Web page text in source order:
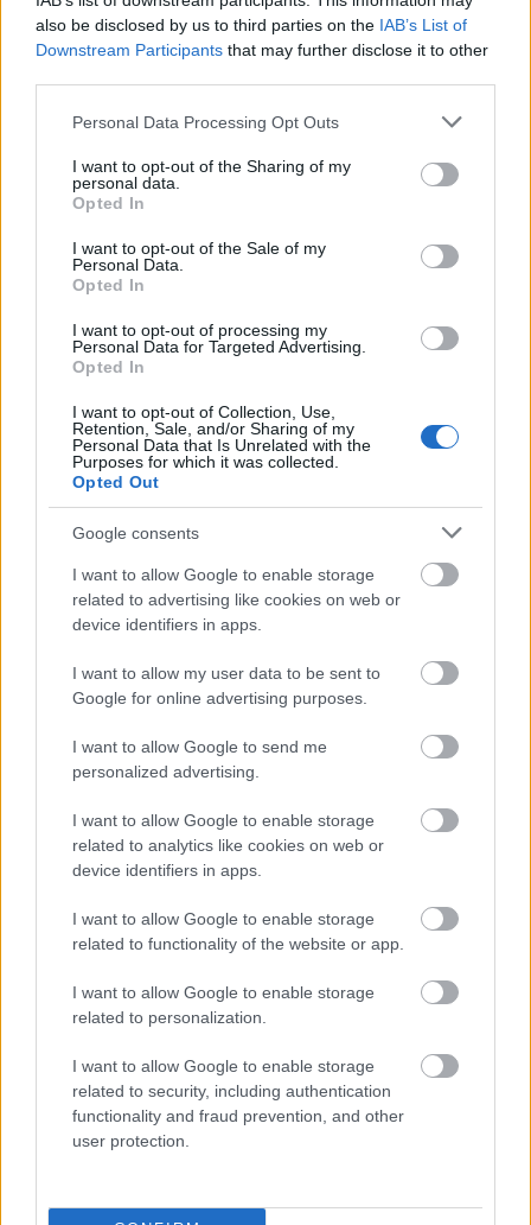
also be disclosed by us to third parties on the IAB’s List of
Downstream Participants that may further disclose it to other
Please note that this website/app uses one or more Google
not limited to your visit or usage behaviour. You may click to
grant or deny consent to Google and its third-party tags to
use your data for below specified purposes in below Google
consent section.
Personal Data Processing Opt Outs
I want to opt-out of the Sharing of my
personal data.
Opted In
I want to opt-out of the Sale of my
Personal Data.
Opted In
I want to opt-out of processing my
Personal Data for Targeted Advertising.
Opted In
I want to opt-out of Collection, Use,
Retention, Sale, and/or Sharing of my
Personal Data that Is Unrelated with the
Purposes for which it was collected.
Opted Out
Google consents
I want to allow Google to enable storage
related to advertising like cookies on web or
device identifiers in apps.
I want to allow my user data to be sent to
Google for online advertising purposes.
I want to allow Google to send me
personalized advertising.
I want to allow Google to enable storage
related to analytics like cookies on web or
device identifiers in apps.
I want to allow Google to enable storage
related to functionality of the website or app.
I want to allow Google to enable storage
related to personalization.
I want to allow Google to enable storage
related to security, including authentication
functionality and fraud prevention, and other
user protection.
Chrissy Teigen és John Legend a vörös szőnyegen